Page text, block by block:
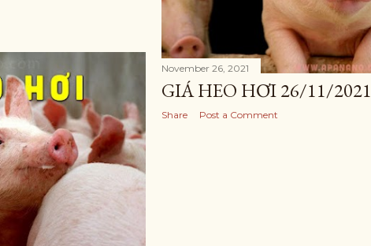
November 26, 2021
GIÁ HEO HƠI 26/11/2021
Share Post a Comment